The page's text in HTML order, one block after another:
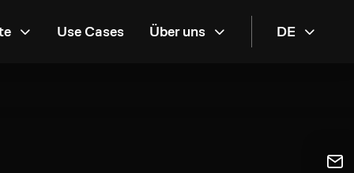
Use Cases Über uns DE